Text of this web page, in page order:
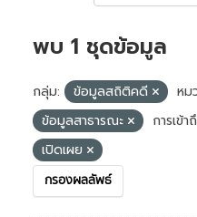
พบ 1 ชุดข้อมูล
กลุ่ม: ข้อมูลสถิติคดี
หม
ข้อมูลสาธารณะ
การเข้า
เปิดเผย
กรองผลลัพธ์